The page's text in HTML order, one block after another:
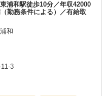
浦和駅徒歩10分／年収42000
勤務条件による）／有給取
和
3